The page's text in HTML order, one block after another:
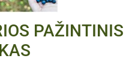
PAŽINTINIS